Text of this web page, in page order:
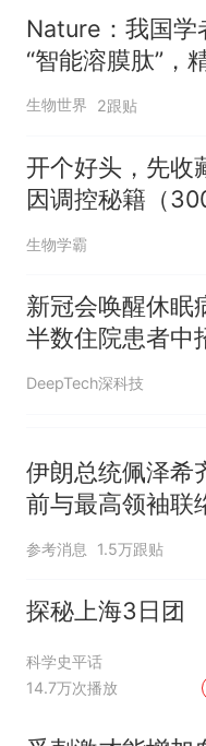
回
来
笔
官
Nature：我国学
“智能溶膜肽”，
肿瘤免疫风暴，
治疗新策略
生物世界 2跟贴
开个好头，先收
因调控秘籍（
免费领）
生物学霸
新冠会唤醒休眠
半数住院患者中
毒最早“醒”
DeepTech深科技
伊朗总统佩泽希
前与最高领袖联
难"
参考消息 1.5万跟贴
探秘上海3日团
科学史平话
14.7万次播放